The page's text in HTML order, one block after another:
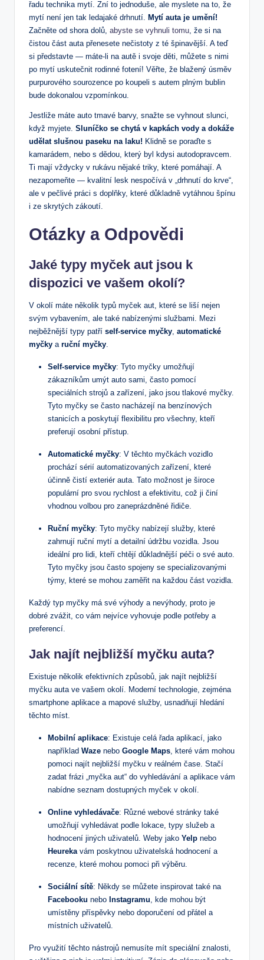
řadu technika mytí. Zní to jednoduše, ale myslete na to, že
mytí není jen tak ledajaké drhnutí.
Mytí auta je umění!
Začněte od shora dolů, abyste se vyhnuli tomu , že si na
čistou část auta přenesete nečistoty z té špinavější. A teď
si představte — máte-li na autě i svoje děti, můžete s nimi
po mytí uskutečnit rodinné fotení! Věřte, že blažený úsměv
purpurového sourozence po koupeli s autem plným bublin
bude dokonalou vzpomínkou.
Jestliže máte auto tmavé barvy, snažte se vyhnout slunci,
když myjete. Sluníčko se chytá v kapkách vody a dokáže
udělat slušnou paseku na laku! Klidně se poraďte s
kamarádem, nebo s dědou, který byl kdysi autodopravcem.
Ti mají vždycky v rukávu nějaké triky, které pomáhají. A
nezapomeňte — kvalitní lesk nespočívá v „drhnutí do krve“,
ale v pečlivé práci s doplňky, které důkladně vytáhnou špínu
i ze skrytých zákoutí.
Otázky a Odpovědi
Jaké typy myček aut jsou k
dispozici ve vašem okolí?
V okolí máte několik typů myček aut, které se liší nejen
svým vybavením, ale také nabízenými službami. Mezi
nejběžnější typy patří self-service myčky automatické
myčky a ruční myčky
Self-service myčky: Tyto myčky umožňují
zákazníkům umýt auto sami, často pomocí
speciálních strojů a zařízení, jako jsou tlakové myčky.
Tyto myčky se často nacházejí na benzínových
stanicích a poskytují flexibilitu pro všechny, kteří
preferují osobní přístup.
Automatické myčky: V těchto myčkách vozidlo
prochází sérií automatizovaných zařízení, které
účinně čistí exteriér auta. Tato možnost je široce
populární pro svou rychlost a efektivitu, což ji činí
vhodnou volbou pro zaneprázdněné řidiče.
Ruční myčky: Tyto myčky nabízejí služby, které
zahrnují ruční mytí a detailní údržbu vozidla. Jsou
ideální pro lidi, kteří chtějí důkladnější péči o své auto.
Tyto myčky jsou často spojeny se specializovanými
týmy, které se mohou zaměřit na každou část vozidla.
Každý typ myčky má své výhody a nevýhody, proto je
dobré zvážit, co vám nejvíce vyhovuje podle potřeby a
preferencí.
Jak najít nejbližší myčku auta?
Existuje několik efektivních způsobů, jak najít nejbližší
myčku auta ve vašem okolí. Moderní technologie, zejména
smartphone aplikace a mapové služby, usnadňují hledání
těchto míst.
Mobilní aplikace: Existuje celá řada aplikací, jako
například Waze nebo Google Maps , které vám mohou
pomoci najít nejbližší myčku v reálném čase. Stačí
zadat frázi „myčka aut“ do vyhledávání a aplikace vám
nabídne seznam dostupných myček v okolí.
Online vyhledávače: Různé webové stránky také
umožňují vyhledávat podle lokace, typy služeb a
hodnocení jiných uživatelů. Weby jako Yelp nebo
Heureka vám poskytnou uživatelská hodnocení a
recenze, které mohou pomoci při výběru.
Sociální sítě: Někdy se můžete inspirovat také na
Facebooku nebo Instagramu , kde mohou být
umístěny příspěvky nebo doporučení od přátel a
místních uživatelů.
Pro využití těchto nástrojů nemusíte mít speciální znalosti,